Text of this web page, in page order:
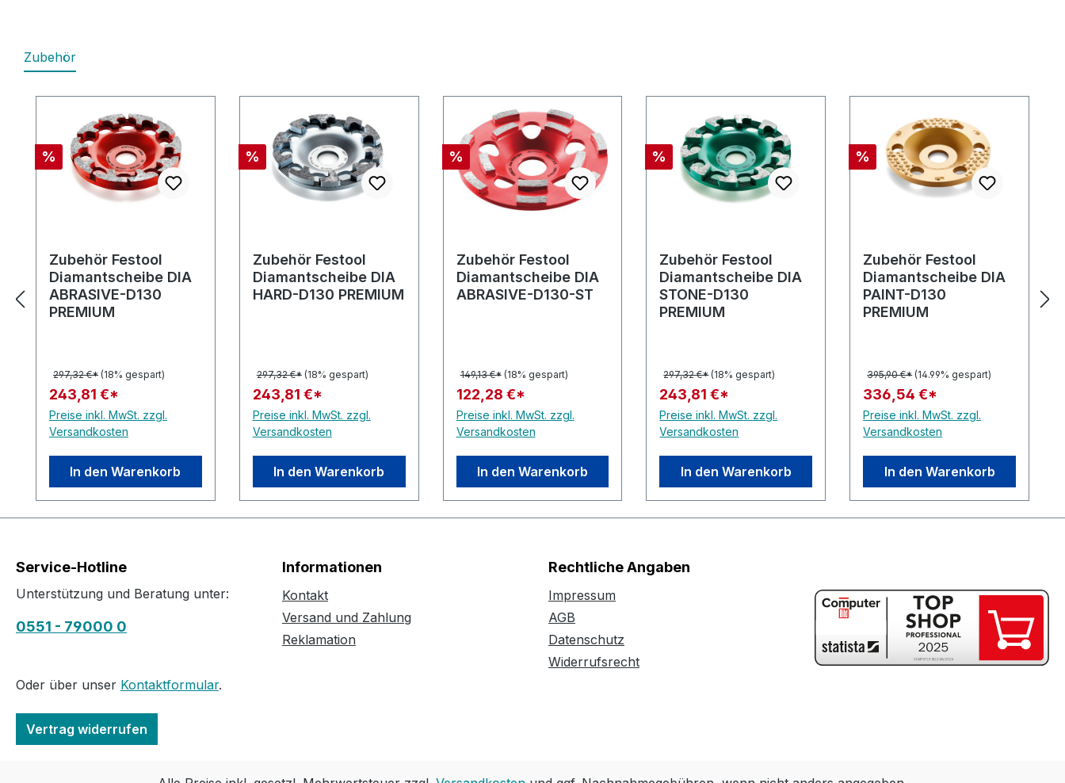
Zubehör
Rabatt
%
Zubehör Festool
Diamantscheibe DIA
ABRASIVE-D130
PREMIUM
297,32 €* (18% gespart)
243,81 €*
Preise inkl. MwSt. zzgl.
Versandkosten
In den Warenkorb
Rabatt
%
Zubehör Festool
Diamantscheibe DIA
HARD-D130 PREMIUM
297,32 €* (18% gespart)
243,81 €*
Preise inkl. MwSt. zzgl.
Versandkosten
In den Warenkorb
Rabatt
%
Zubehör Festool
Diamantscheibe DIA
ABRASIVE-D130-ST
149,13 €* (18% gespart)
122,28 €*
Preise inkl. MwSt. zzgl.
Versandkosten
In den Warenkorb
Rabatt
%
Zubehör Festool
Diamantscheibe DIA
STONE-D130
PREMIUM
297,32 €* (18% gespart)
243,81 €*
Preise inkl. MwSt. zzgl.
Versandkosten
In den Warenkorb
Rabatt
%
Zubehör Festool
Diamantscheibe DIA
PAINT-D130
PREMIUM
395,90 €* (14.99% gespart)
336,54 €*
Preise inkl. MwSt. zzgl.
Versandkosten
In den Warenkorb
Service-Hotline
Unterstützung und Beratung unter:
0551 - 79000 0
Oder über unser Kontaktformular.
Vertrag widerrufen
Informationen
Kontakt
Versand und Zahlung
Reklamation
Rechtliche Angaben
Impressum
AGB
Datenschutz
Widerrufsrecht